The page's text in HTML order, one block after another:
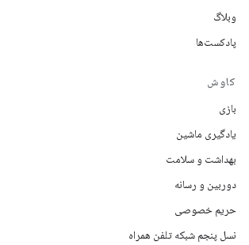
وبلاگ
پادکست‌ها
کاوش
بازی
یادگیری ماشین
بهداشت و سلامت
دوربین و رسانه
حریم خصوصی
نسل پنجم شبکه تلفن همراه